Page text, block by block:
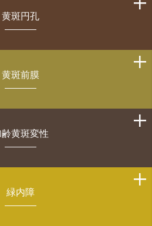
黄斑円孔
黄斑前膜
齢黄斑変性
緑内障